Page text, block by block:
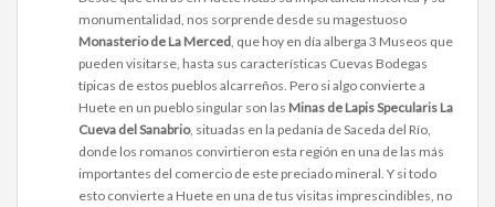
monumentalidad, nos sorprende desde su magestuoso
Monasterio de La Merced , que hoy en día alberga 3 Museos que
pueden visitarse, hasta sus características Cuevas Bodegas
típicas de estos pueblos alcarreños. Pero si algo convierte a
Huete en un pueblo singular son las Minas de Lapis Specularis La
Cueva del Sanabrio, situadas en la pedanía de Saceda del Río,
donde los romanos convirtieron esta región en una de las más
importantes del comercio de este preciado mineral. Y si todo
esto convierte a Huete en una de tus visitas imprescindibles, no